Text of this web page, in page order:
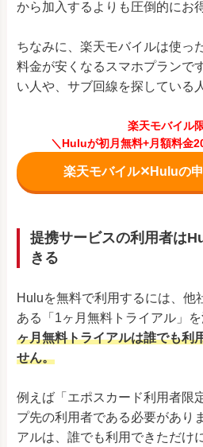
から加入するよりも圧倒的にお
ちなみに、楽天モバイルは使っ
料金が安くなるスマホプランで
い人や、サブ回線を探している
楽天モバイル
＼Huluが初月無料+月額料金
楽天モバイル✕Huluの
提携サービスの利用者は
きる
Huluを無料で利用するには、他
ある「1ヶ月無料トライアル」を
ヶ月無料トライアルは誰でも利
せん。
例えば「エポスカード利用者限
プ先の利用者である必要があり
アルは、誰でも利用できただけ